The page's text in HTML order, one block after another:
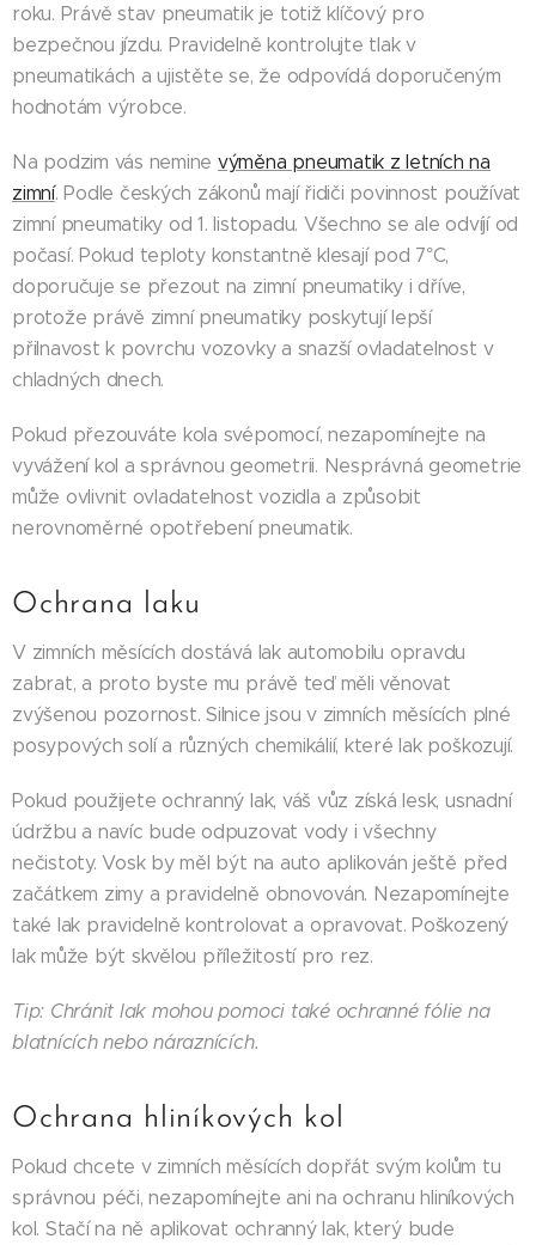
roku. Právě stav pneumatik je totiž klíčový pro
bezpečnou jízdu. Pravidelně kontrolujte tlak v
pneumatikách a ujistěte se, že odpovídá doporučeným
hodnotám výrobce.
Na podzim vás nemine výměna pneumatik z letních na
zimní. Podle českých zákonů mají řidiči povinnost používat
zimní pneumatiky od 1. listopadu. Všechno se ale odvíjí od
počasí. Pokud teploty konstantně klesají pod 7°C,
doporučuje se přezout na zimní pneumatiky i dříve,
protože právě zimní pneumatiky poskytují lepší
přilnavost k povrchu vozovky a snazší ovladatelnost v
chladných dnech.
Pokud přezouváte kola svépomocí, nezapomínejte na
vyvážení kol a správnou geometrii. Nesprávná geometrie
může ovlivnit ovladatelnost vozidla a způsobit
nerovnoměrné opotřebení pneumatik.
Ochrana laku
V zimních měsících dostává lak automobilu opravdu
zabrat, a proto byste mu právě teď měli věnovat
zvýšenou pozornost. Silnice jsou v zimních měsících plné
posypových solí a různých chemikálií, které lak poškozují.
Pokud použijete ochranný lak, váš vůz získá lesk, usnadní
údržbu a navíc bude odpuzovat vody i všechny
nečistoty. Vosk by měl být na auto aplikován ještě před
začátkem zimy a pravidelně obnovován. Nezapomínejte
také lak pravidelně kontrolovat a opravovat. Poškozený
lak může být skvělou příležitostí pro rez.
Tip: Chránit lak mohou pomoci také ochranné fólie na
blatnících nebo náraznících.
Ochrana hliníkových kol
Pokud chcete v zimních měsících dopřát svým kolům tu
správnou péči, nezapomínejte ani na ochranu hliníkových
kol. Stačí na ně aplikovat ochranný lak, který bude